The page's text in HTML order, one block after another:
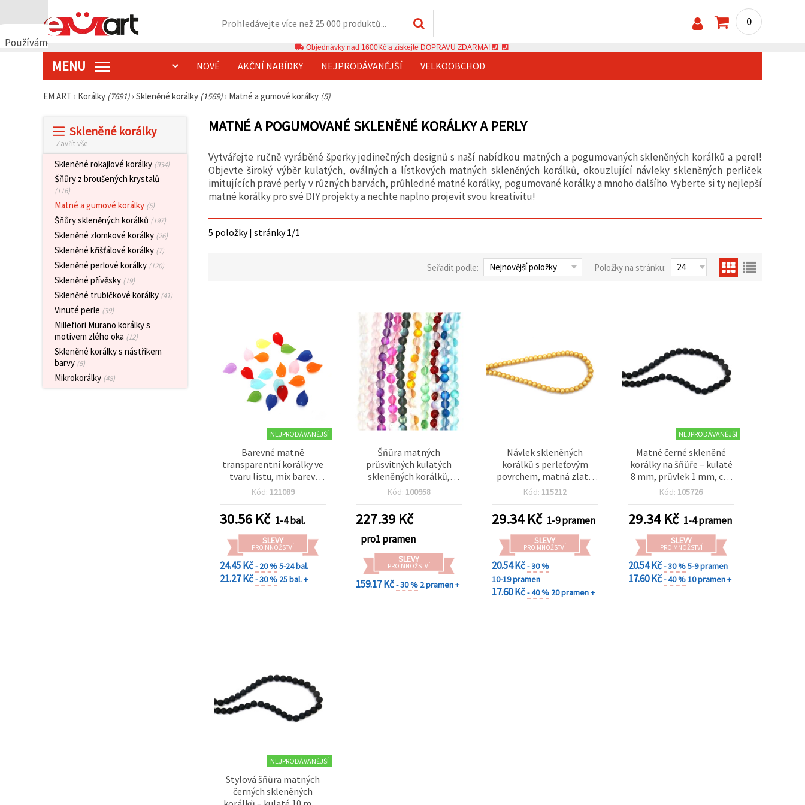
Používáme
0
Objednávky nad 1600Kč a získejte DOPRAVU ZDARMA!
MENU NOVÉ AKČNÍ NABÍDKY NEJPRODÁVANĚJŠÍ VELKOOBCHOD
EM ART › Korálky (7691)› Skleněné korálky (1569)› Matné a gumové korálky (5)
Skleněné korálky
Zavřít vše
Skleněné rokajlové korálky (934)
Šňůry z broušených krystalů
(116)
Matné a gumové korálky (5)
Šňůry skleněných korálků (197)
Skleněné zlomkové korálky (26)
Skleněné křišťálové korálky (7)
Skleněné perlové korálky (120)
Skleněné přívěsky (19)
Skleněné trubičkové korálky (41)
Vinuté perle (39)
Millefiori Murano korálky s
motivem zlého oka (12)
Skleněné korálky s nástřikem
barvy (5)
Mikrokorálky (48)
MATNÉ A POGUMOVANÉ SKLENĚNÉ KORÁLKY A PERLY
Vytvářejte ručně vyráběné šperky jedinečných designů s naší nabídkou matných a pogumovaných skleněných korálků a perel!
Objevte široký výběr kulatých, oválných a lístkových matných skleněných korálků, okouzlující návleky skleněných perliček
imitujících pravé perly v různých barvách, průhledné matné korálky, pogumované korálky a mnoho dalšího. Vyberte si ty nejlepší
matné korálky pro své DIY projekty a nechte naplno projevit svou kreativitu!
5 položky | stránky 1/1
Seřadit podle: Položky na stránku:
NEJPRODÁVANĚJŠÍ
Barevné matně
transparentní korálky ve
tvaru listu, mix barev,
21×14×5 mm, otvor 1,5
výrazné přírodní akcenty
pro šperky a kreativní
tvoření
Kód: 121089
30.56 Kč 1-4 bal.
SLEVY
PRO MNOŽSTVÍ
24.45 Kč- 20 %5-24 bal.
21.27 Kč- 30 % 25 bal. +
Šňůra matných
průsvitných kulatých
skleněných korálků,
duhový mix barev, 12 mm,
materiál na výrobu
šperků
Kód: 100958
227.39 Kč
pro1 pramen
SLEVY
PRO MNOŽSTVÍ
159.17 Kč- 30 % 2 pramen +
Návlek skleněných
korálků s perleťovým
povrchem, matná zlatá
barva, kulaté 8 mm,
(cca 115 ks), pro výrobu
šperků
Kód: 115212
29.34Kč 1-9 pramen
SLEVY
PRO MNOŽSTVÍ
20.54 Kč- 30 %
10-19 pramen
17.60 Kč- 40 % 20 pramen +
NEJPRODÁVANĚJŠÍ
Matné černé skleněné
korálky na šňůře – kulaté
8 mm, průvlek 1 mm, cca
100 ks pro moderní a
Kód: 105726
29.34Kč 1-4 pramen
SLEVY
PRO MNOŽSTVÍ
20.54 Kč- 30 %5-9 pramen
17.60 Kč- 40 %10 pramen +
NEJPRODÁVANĚJŠÍ
Stylová šňůra matných
černých skleněných